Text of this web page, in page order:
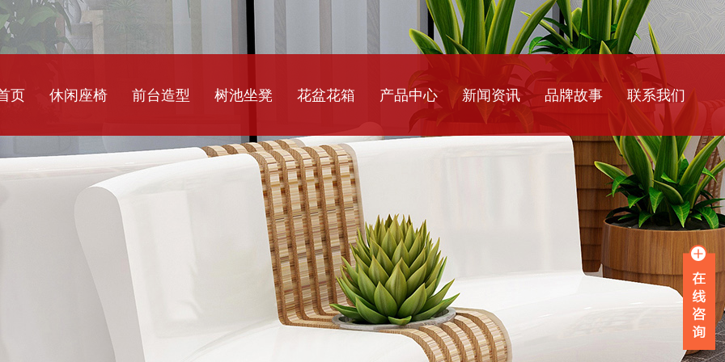
页 休闲座椅 前台造型 树池坐凳 花盆花箱 产品中心
玻璃钢树池坐凳
玻璃钢设备外壳
玻璃钢前台造型
玻璃钢休闲座椅
玻璃钢景观雕塑
不锈钢雕塑造型
新闻资讯 品牌故事 联系我们